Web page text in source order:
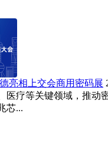
亮相上交会商用密码展
医疗等关键领域，推动
芯...